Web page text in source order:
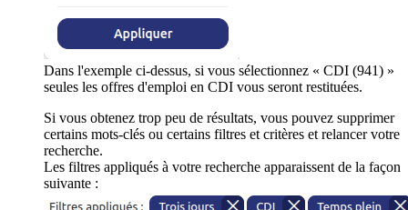
Dans l'exemple ci-dessus, si vous sélectionnez « CDI (941) »
seules les offres d'emploi en CDI vous seront restituées.
Si vous obtenez trop peu de résultats, vous pouvez supprimer
certains mots-clés ou certains filtres et critères et relancer votre
recherche.
Les filtres appliqués à votre recherche apparaissent de la façon
suivante :